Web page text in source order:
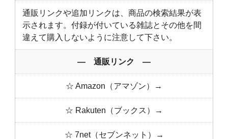
通販リンクや追加リンクは、商品の検索結果が表
示されます。付録が付いている雑誌とその他を間
違えて購入しないように注意して下さい。
― 通販リンク ―
☆ Amazon（アマゾン）→
☆ Rakuten（ブックス）→
☆ 7net（セブンネット）→